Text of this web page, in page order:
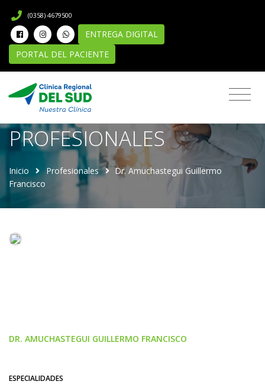
(0358) 4679500
ENTREGA DIGITAL
PORTAL DEL PACIENTE
Directorio de
PROFESIONALES
Inicio Profesionales
Dr. Amuchastegui Guillermo
Francisco
DR. AMUCHASTEGUI GUILLERMO FRANCISCO
ESPECIALIDADES